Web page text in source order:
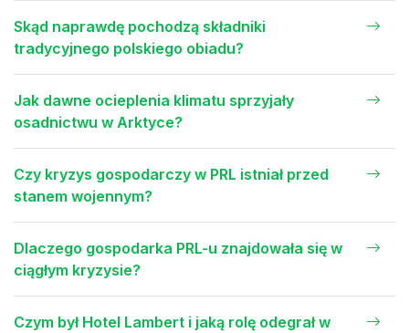
Skąd naprawdę pochodzą składniki
tradycyjnego polskiego obiadu?
Jak dawne ocieplenia klimatu sprzyjały
osadnictwu w Arktyce?
Czy kryzys gospodarczy w PRL istniał przed
stanem wojennym?
Dlaczego gospodarka PRL-u znajdowała się w
ciągłym kryzysie?
Czym był Hotel Lambert i jaką rolę odegrał w